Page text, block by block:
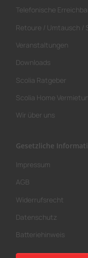
Telefonische
Retoure / Umtausch /
Veranstaltungen
Downloads
Scolia Ratgeber
Scolia Home
Wir über uns
Gesetzliche
Impressum
AGB
Widerrufsrecht
Datenschutz
Batteriehinweis